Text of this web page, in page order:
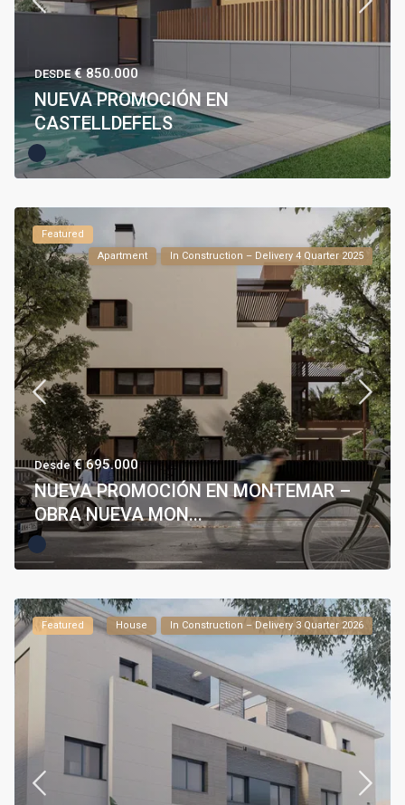
DESDE€ 850.000
NUEVA PROMOCIÓN EN
CASTELLDEFELS
Featured
Apartment
In Construction – Delivery 4 Quarter 2025
Desde€ 695.000
NUEVA PROMOCIÓN EN MONTEMAR –
OBRA NUEVA MON...
Featured House In Construction – Delivery 3 Quarter 2026